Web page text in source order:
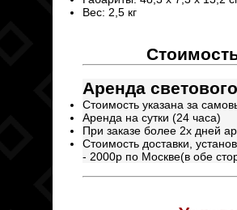
Вес: 2,5 кг
Аренда
Стоимость указана за
Аренда на сутки (24 часа)
При заказе более 2х дней
Стоимость доставки,
- 2000р по Москве(в обе